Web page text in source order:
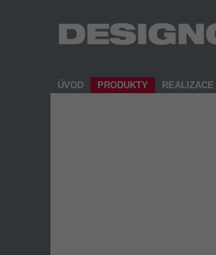
ÚVOD PRODUKTY REALIZACE